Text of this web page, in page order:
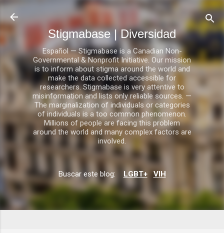
Ir al contenido principal
Stigmabase | Diversidad
Español — Stigmabase is a Canadian Non-
Governmental & Nonprofit Initiative. Our mission
is to inform about stigma around the world and
make the data collected accessible for
researchers. Stigmabase is very attentive to
misinformation and lists only reliable sources. —
The marginalization of individuals or categories
of individuals is a too common phenomenon.
Millions of people are facing this problem
around the world and many complex factors are
involved.
Buscar este blog: LGBT+ VIH